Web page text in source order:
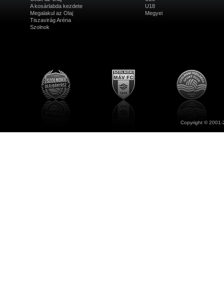
A kosárlabda kezdete
Megalakul az Olaj
Tiszavirág Aréna
Szolnok
U18
Megyei
Copyright ©